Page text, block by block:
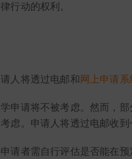
行动的权利。
人将透过电邮和网上申请系
申请将不被考虑。然而，
虑。申请人将透过电邮收到
者需自行评估是否能在预